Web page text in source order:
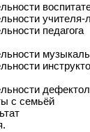
учителя-
педагога
с семьёй